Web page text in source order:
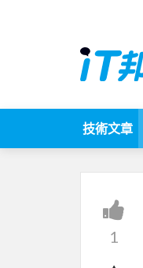
技術文章
1